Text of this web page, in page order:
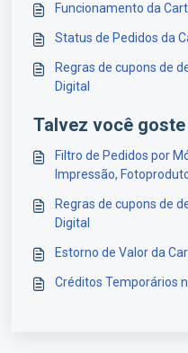
Funcionamento da
Status de Pedidos da
Regras de cupons de
Digital
Talvez você
Filtro de Pedidos por
Impressão,
Regras de cupons de
Digital
Estorno de Valor da
Créditos Temporários